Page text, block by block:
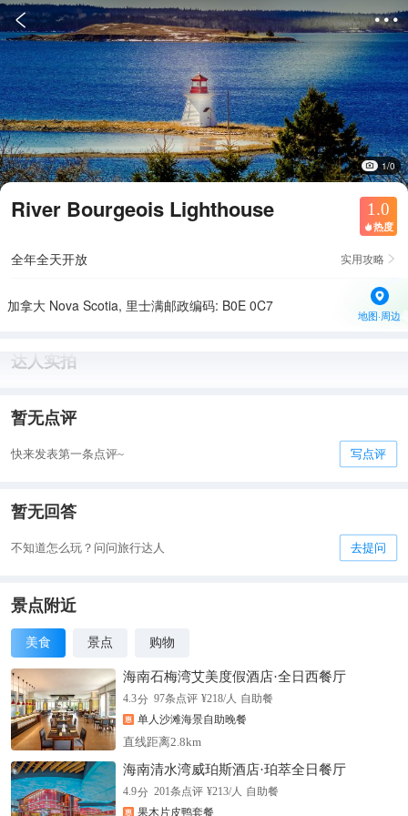
 
1/0
River Bourgeois Lighthouse 1.0
 热度
全年全天开放 实用攻略 
加拿大 Nova Scotia, 里士满邮政编码: B0E 0C7
地图·周边
达人实拍
暂无点评
快来发表第一条点评~ 写点评
暂无回答
不知道怎么玩？问问旅行达人 去提问
景点附近
美食 景点 购物
海南石梅湾艾美度假酒店·全日西餐厅
4.3分 97条点评 ¥218/人 自助餐
单人沙滩海景自助晚餐
直线距离2.8km
海南清水湾威珀斯酒店·珀萃全日餐厅
4.9分 201条点评 ¥213/人 自助餐
果木片皮鸭套餐